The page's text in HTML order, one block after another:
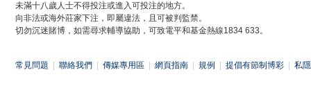
未滿十八歲人士不得投注或進入可投注的地方。
向非法或海外莊家下注，即屬違法，且可被判監禁。
切勿沉迷賭博，如需尋求輔導協助，可致電平和基金熱線1834 633。
常見問題 聯絡我們 傳媒專用區 網頁指南 規例 提倡有節制博彩 私